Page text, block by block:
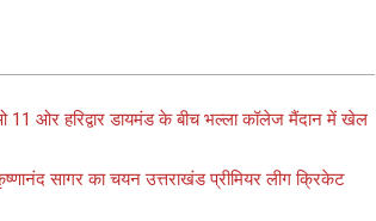
ओ 11 ओर हरिद्वार डायमंड के बीच भल्ला कॉलेज मैंदान में खेल
सागर का चयन उत्तराखंड प्रीमियर लीग क्रिकेट